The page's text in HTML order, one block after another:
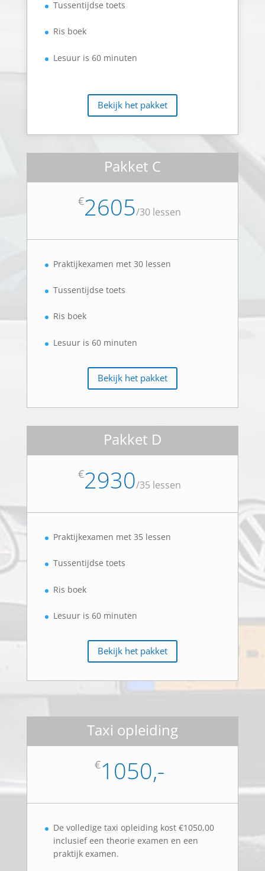
Tussentijdse toets
Ris boek
Lesuur is 60 minuten
Bekijk het pakket
Pakket C
€2605/30 lessen
Praktijkexamen met 30 lessen
Tussentijdse toets
Ris boek
Lesuur is 60 minuten
Bekijk het pakket
Pakket D
€2930/35 lessen
Praktijkexamen met 35 lessen
Tussentijdse toets
Ris boek
Lesuur is 60 minuten
Bekijk het pakket
Taxi opleiding
€1050,-
De volledige taxi opleiding kost €1050,00
inclusief een theorie examen en een
praktijk examen.